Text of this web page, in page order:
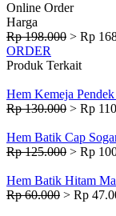
Online Order
Harga
Rp 198.000 > Rp
ORDER
Produk Terkait
Hem Kemeja
Rp 130.000 > Rp
Hem Batik Cap
Rp 125.000 > Rp
Hem Batik Hitam
Rp 60.000 > Rp